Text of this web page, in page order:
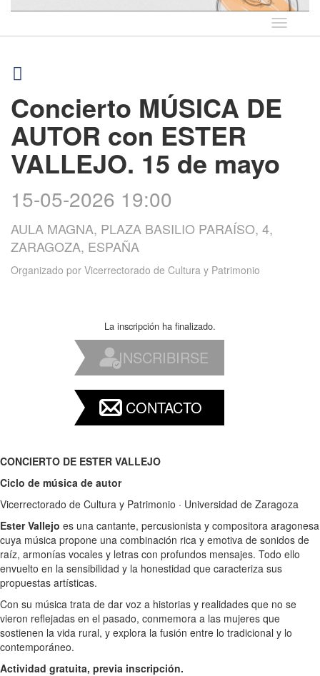
Idioma
Concierto MÚSICA DE
AUTOR con ESTER
VALLEJO. 15 de mayo
15-05-2026 19:00
AULA MAGNA, PLAZA BASILIO PARAÍSO, 4,
ZARAGOZA, ESPAÑA
Organizado por Vicerrectorado de Cultura y Patrimonio
La inscripción ha finalizado.
INSCRIBIRSE
CONTACTO
CONCIERTO DE ESTER VALLEJO
Ciclo de música de autor
Vicerrectorado de Cultura y Patrimonio · Universidad de Zaragoza
Ester Vallejo es una cantante, percusionista y compositora aragonesa
cuya música propone una combinación rica y emotiva de sonidos de
raíz, armonías vocales y letras con profundos mensajes. Todo ello
envuelto en la sensibilidad y la honestidad que caracteriza sus
propuestas artísticas.
Con su música trata de dar voz a historias y realidades que no se
vieron reflejadas en el pasado, conmemora a las mujeres que
sostienen la vida rural, y explora la fusión entre lo tradicional y lo
contemporáneo.
Actividad gratuita, previa inscripción.